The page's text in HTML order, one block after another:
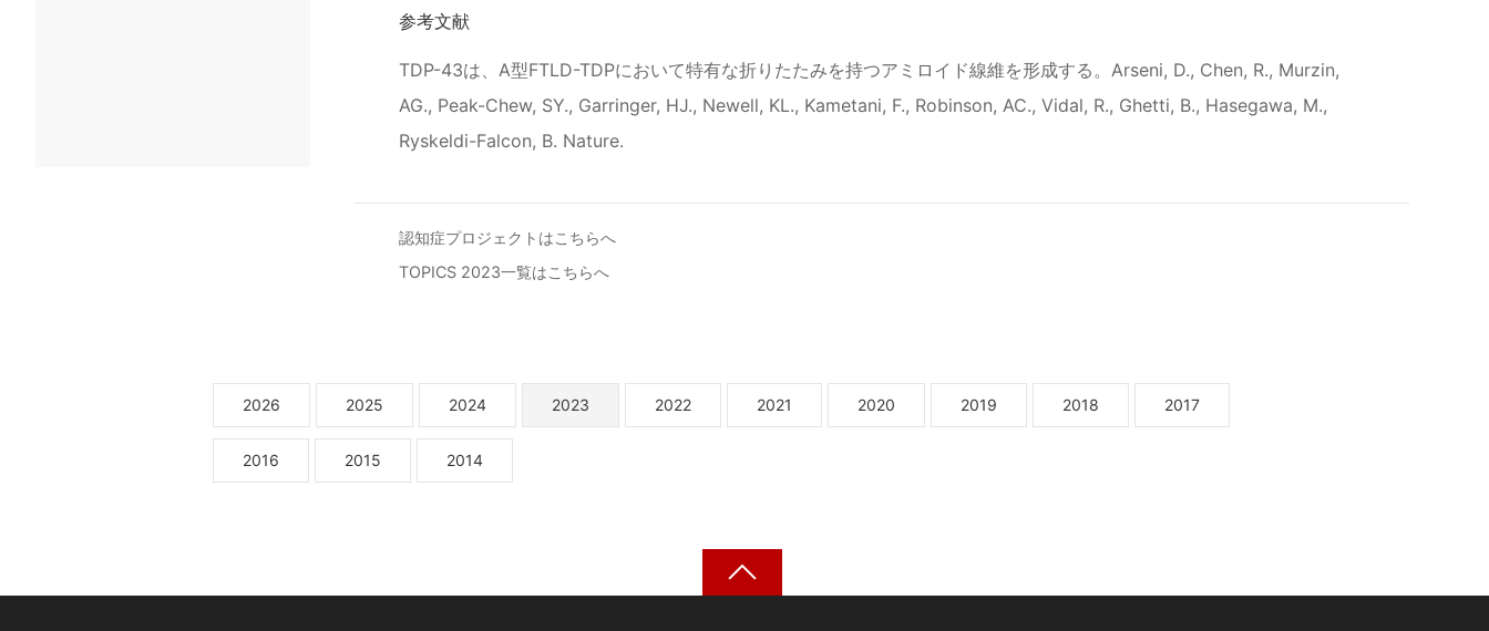
参考文献
TDP-43は、A型FTLD-TDPにおいて特有な折りたたみを持つアミロイド線維を形成する。Arseni, D., Chen, R., Murzin,
AG., Peak-Chew, SY., Garringer, HJ., Newell, KL., Kametani, F., Robinson, AC., Vidal, R., Ghetti, B., Hasegawa, M.,
Ryskeldi-Falcon, B. Nature.
認知症プロジェクトはこちらへ
TOPICS 2023一覧はこちらへ
2026 2025 2024 2023 2022 2021 2020 2019 2018 2017
2016 2015 2014